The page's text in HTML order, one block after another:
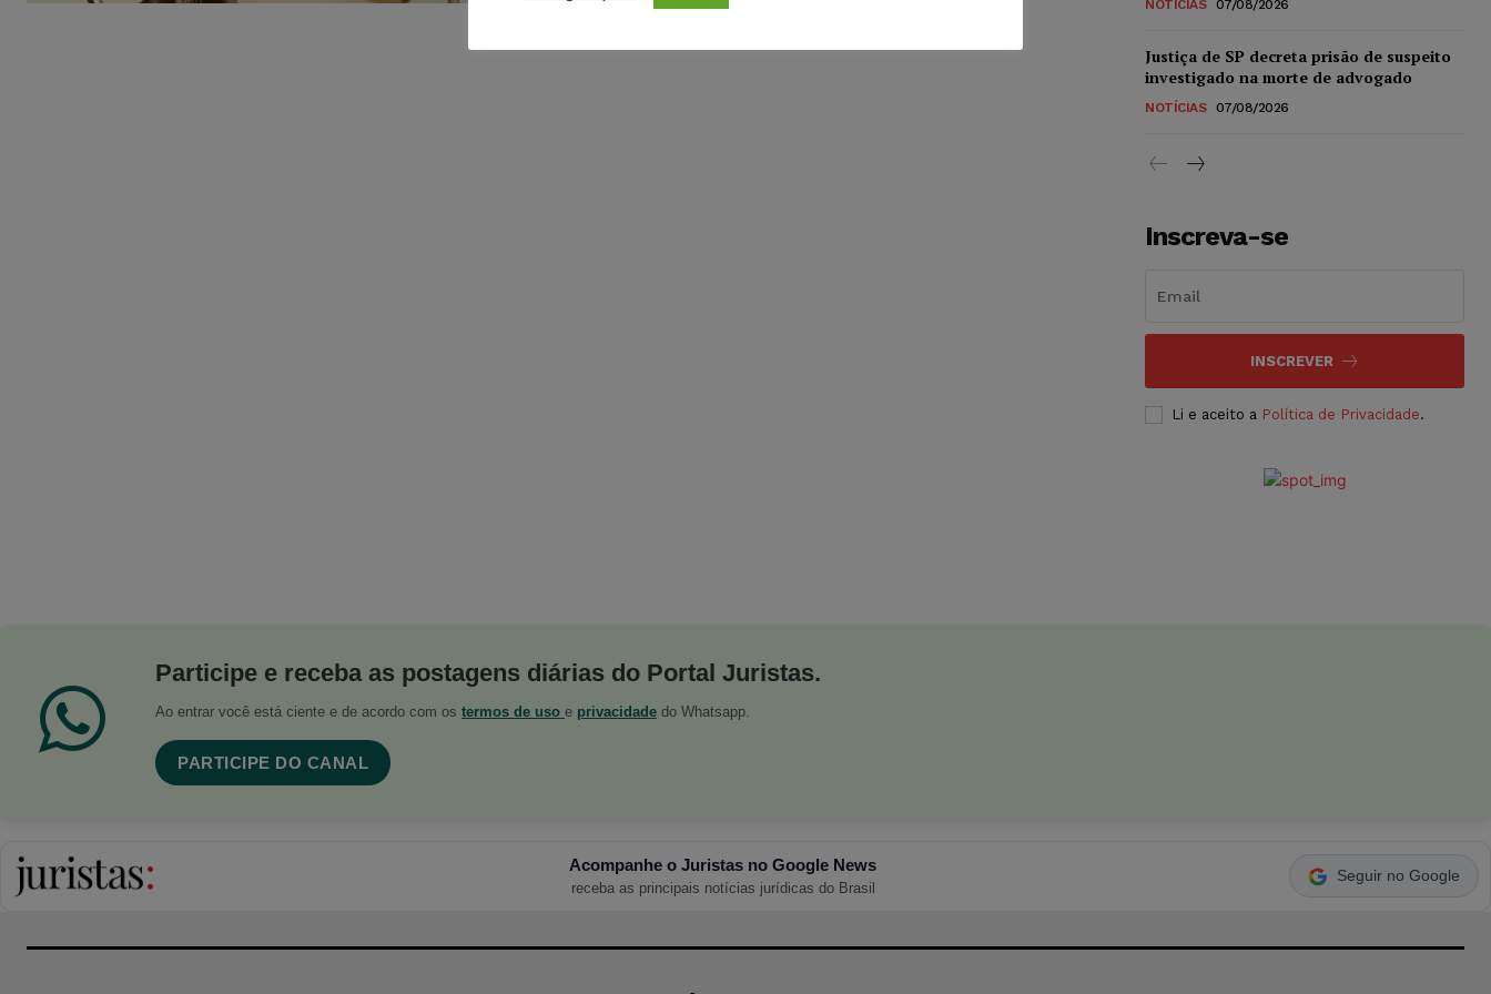
NOTÍCIAS 07/08/2026
Justiça de SP decreta prisão de suspeito
investigado na morte de advogado
NOTÍCIAS 07/08/2026
Inscreva-se
INSCREVER
Li e aceito a Política de Privacidade.
Participe e receba as postagens diárias do Portal Juristas.
Ao entrar você está ciente e de acordo com os termos de uso e privacidade do Whatsapp.
PARTICIPE DO CANAL
Acompanhe o Juristas no Google News
receba as principais notícias jurídicas do Brasil
Seguir no Google